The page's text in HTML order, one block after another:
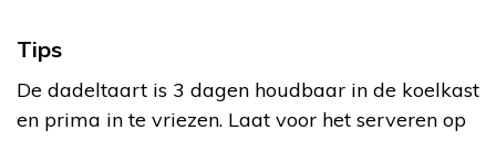
Tips
De dadeltaart is 3 dagen houdbaar in de koelkast
en prima in te vriezen. Laat voor het serveren op